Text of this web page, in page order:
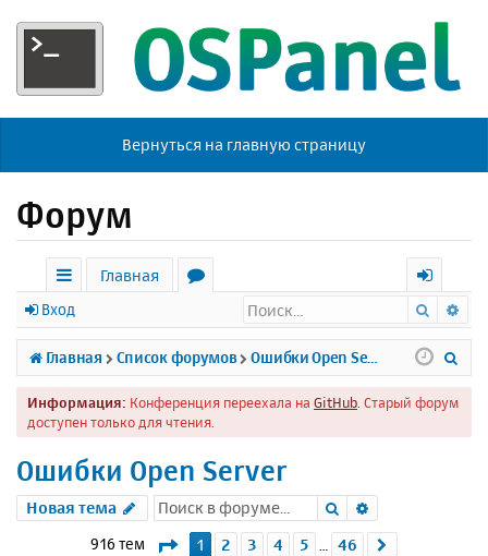
Вернуться на главную страницу
Форум
с
ы
л
к
Главная
р
у
м
х
о
д
Вход Поиск
Главная Список форумов
Информация: Конференция переехала на GitHub . Старый форум
доступен только для чтения.
Ошибки Open Server
Новая тема Поиск
916 тем Страница1 из 46
1 2 3 4 5 46